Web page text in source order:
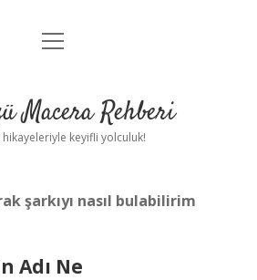
Anasayfa
Yasal Uyarı
menüyü
Macera Rehberi
hikayeleriyle keyifli yolculuk!
şarkıyı nasıl bulabilirim
Adı Ne